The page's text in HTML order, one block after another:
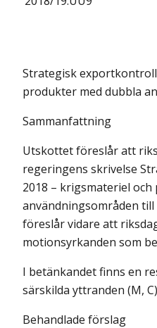
Strategisk
produkter med dubbla
Sammanfattning
Utskottet föreslår att
regeringens skrivelse
2018 – krigsmateriel
användningsområden
föreslår vidare att
motionsyrkanden som
I betänkandet finns en
särskilda yttranden (M,
Behandlade förslag